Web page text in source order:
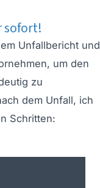
sofort!
Unfallbericht und
um den
zu
dem Unfall, ich
Schritten: